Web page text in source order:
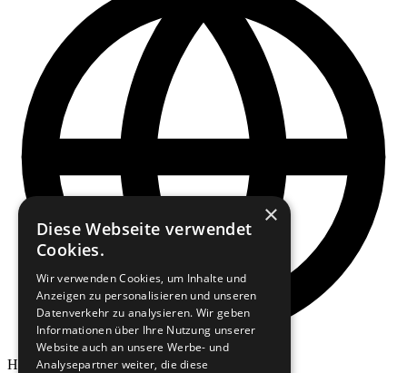
Hosting in Deutschland
×
Diese Webseite verwendet
Cookies.
Wir verwenden Cookies, um Inhalte und
Anzeigen zu personalisieren und unseren
Datenverkehr zu analysieren. Wir geben
Informationen über Ihre Nutzung unserer
Website auch an unsere Werbe- und
Analysepartner weiter, die diese